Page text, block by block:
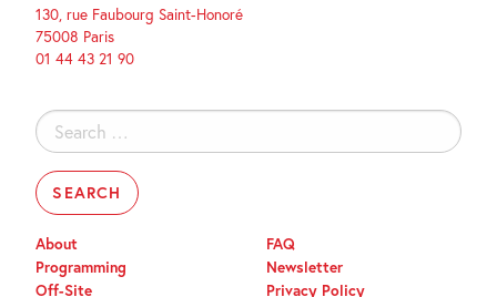
130, rue Faubourg Saint-Honoré
75008 Paris
01 44 43 21 90
Search
for:
About
Programming
Off-Site
FAQ
Newsletter
Privacy Policy